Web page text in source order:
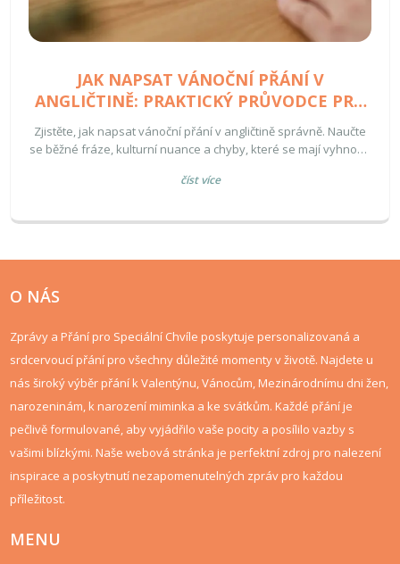
JAK NAPSAT VÁNOČNÍ PŘÁNÍ V
ANGLIČTINĚ: PRAKTICKÝ PRŮVODCE PRO
ČECHY
Zjistěte, jak napsat vánoční přání v angličtině správně. Naučte
se běžné fráze, kulturní nuance a chyby, které se mají vyhnout.
číst více
O NÁS
Zprávy a Přání pro Speciální Chvíle poskytuje personalizovaná a
srdcervoucí přání pro všechny důležité momenty v životě. Najdete u
nás široký výběr přání k Valentýnu, Vánocům, Mezinárodnímu dni žen,
narozeninám, k narození miminka a ke svátkům. Každé přání je
pečlivě formulované, aby vyjádřilo vaše pocity a posílilo vazby s
vašimi blízkými. Naše webová stránka je perfektní zdroj pro nalezení
inspirace a poskytnutí nezapomenutelných zpráv pro každou
příležitost.
MENU